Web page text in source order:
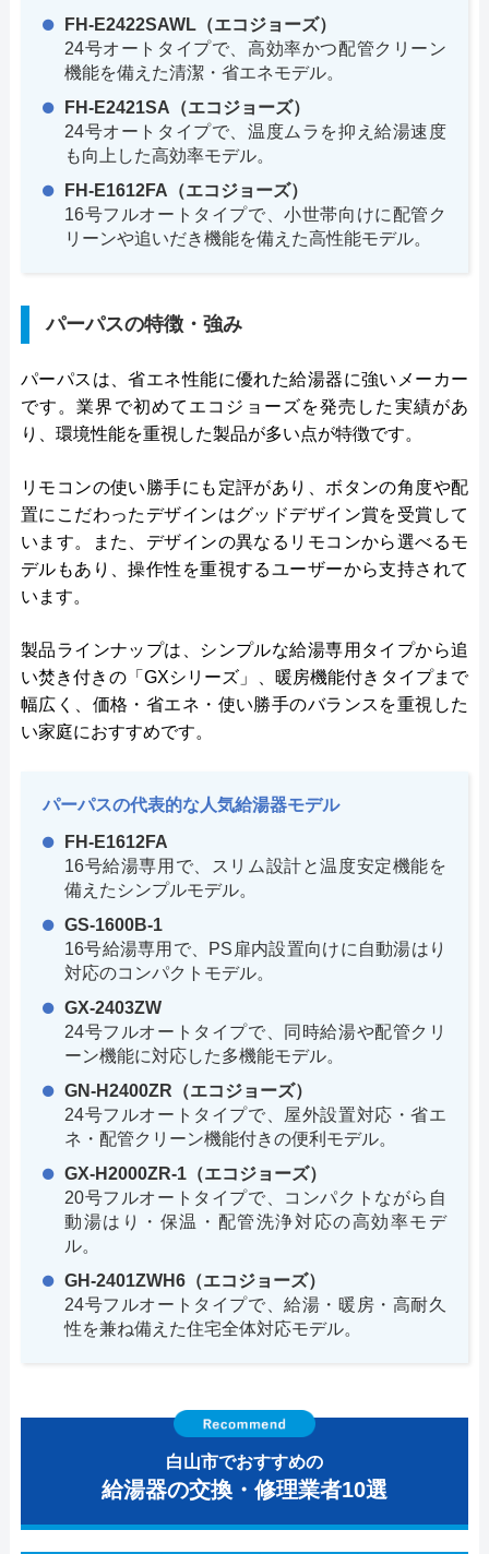
FH-E2422SAWL（エコジョーズ）
24号オートタイプで、高効率かつ配管クリーン
機能を備えた清潔・省エネモデル。
FH-E2421SA（エコジョーズ）
24号オートタイプで、温度ムラを抑え給湯速度
も向上した高効率モデル。
FH-E1612FA（エコジョーズ）
16号フルオートタイプで、小世帯向けに配管ク
リーンや追いだき機能を備えた高性能モデル。
パーパスの特徴・強み
パーパスは、省エネ性能に優れた給湯器に強いメーカー
です。業界で初めてエコジョーズを発売した実績があ
り、環境性能を重視した製品が多い点が特徴です。
リモコンの使い勝手にも定評があり、ボタンの角度や配
置にこだわったデザインはグッドデザイン賞を受賞して
います。また、デザインの異なるリモコンから選べるモ
デルもあり、操作性を重視するユーザーから支持されて
います。
製品ラインナップは、シンプルな給湯専用タイプから追
い焚き付きの「GXシリーズ」、暖房機能付きタイプまで
幅広く、価格・省エネ・使い勝手のバランスを重視した
い家庭におすすめです。
パーパスの代表的な人気給湯器モデル
FH-E1612FA
16号給湯専用で、スリム設計と温度安定機能を
備えたシンプルモデル。
GS-1600B-1
16号給湯専用で、PS扉内設置向けに自動湯はり
対応のコンパクトモデル。
GX-2403ZW
24号フルオートタイプで、同時給湯や配管クリ
ーン機能に対応した多機能モデル。
GN-H2400ZR（エコジョーズ）
24号フルオートタイプで、屋外設置対応・省エ
ネ・配管クリーン機能付きの便利モデル。
GX-H2000ZR-1（エコジョーズ）
20号フルオートタイプで、コンパクトながら自
動湯はり・保温・配管洗浄対応の高効率モデ
ル。
GH-2401ZWH6（エコジョーズ）
24号フルオートタイプで、給湯・暖房・高耐久
性を兼ね備えた住宅全体対応モデル。
白山市でおすすめの
給湯器の交換・修理業者10選